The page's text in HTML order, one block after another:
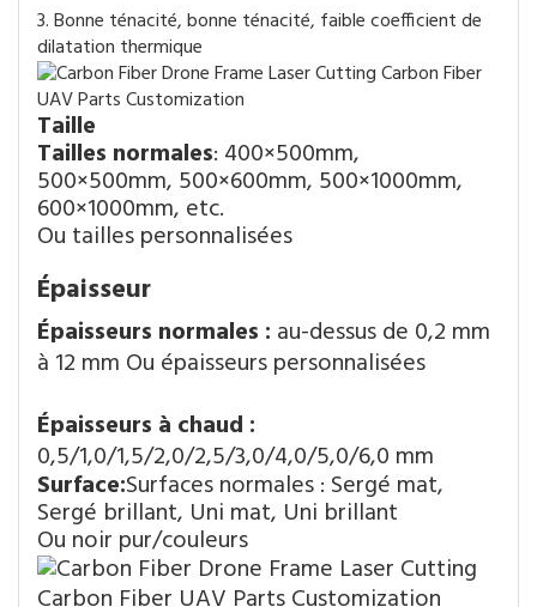
3. Bonne ténacité, bonne ténacité, faible coefficient de
dilatation thermique
Taille
Tailles normales: 400×500mm,
500×500mm, 500×600mm, 500×1000mm,
600×1000mm, etc.
Ou tailles personnalisées
Épaisseur
Épaisseurs normales : au-dessus de 0,2 mm
à 12 mm Ou épaisseurs personnalisées
0,5/1,0/1,5/2,0/2,5/3,0/4,0/5,0/6,0 mm
Surface:Surfaces normales : Sergé mat,
Sergé brillant, Uni mat, Uni brillant
Ou noir pur/couleurs